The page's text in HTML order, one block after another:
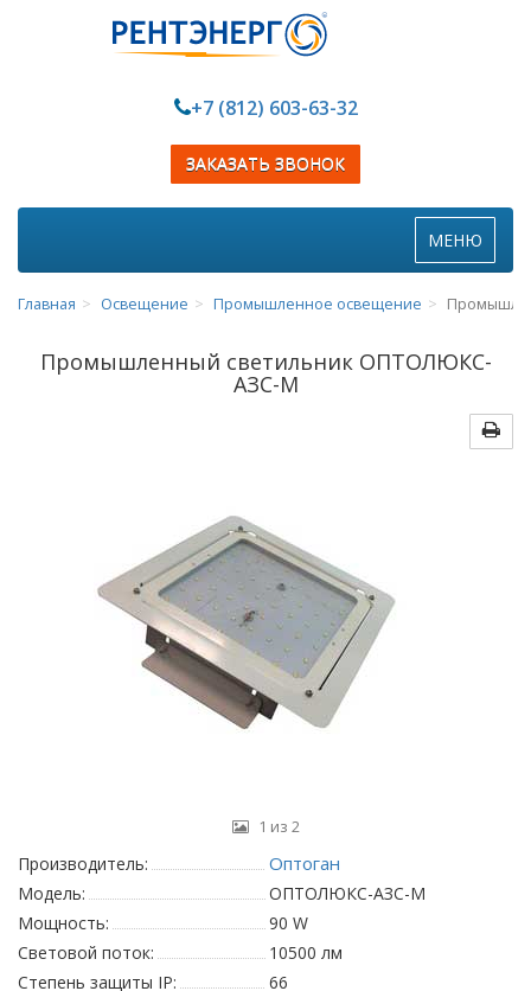
+7 (812) 603-63-32
ЗАКАЗАТЬ ЗВОНОК
Toggle
navigation
МЕНЮ
Главная Освещение Промышленное освещение
Промышленный светильник ОПТОЛЮКС-
АЗС-М
1 из 2
Производитель: Оптоган
Модель:
ОПТОЛЮКС-АЗС-М
Мощность:
90 W
Световой поток:
10500 лм
Степень защиты IP:
66